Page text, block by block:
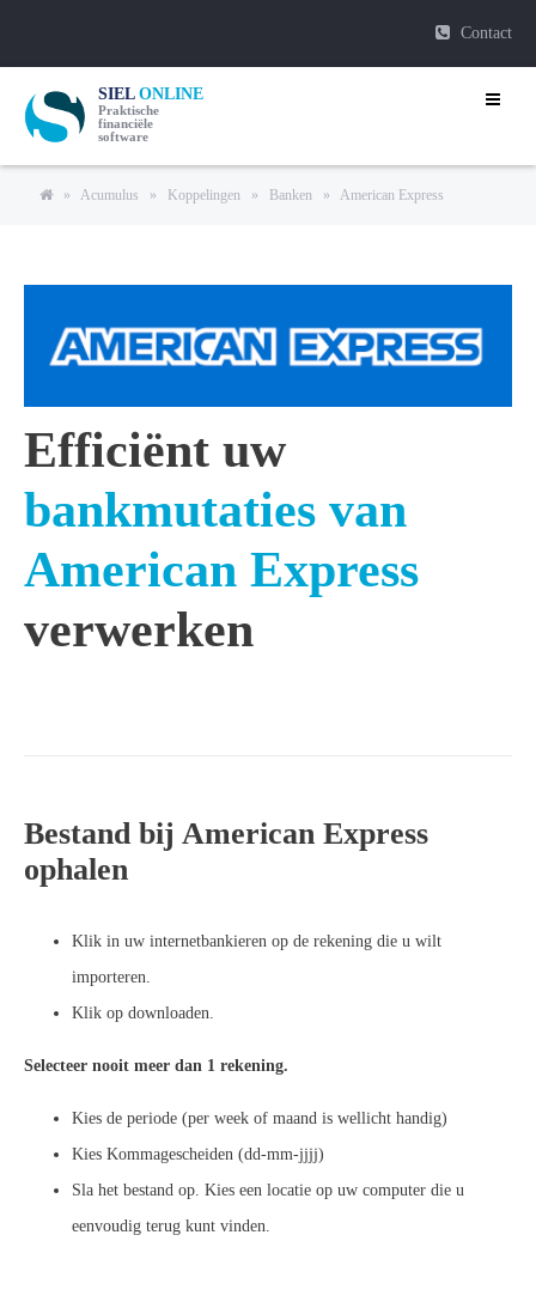
Contact
SIEL ONLINE
Praktische
financiële
software
» Acumulus » Koppelingen » Banken » American Express
Efficiënt uw
bankmutaties van
American Express
verwerken
Bestand bij American Express
ophalen
Klik in uw internetbankieren op de rekening die u wilt
importeren.
Klik op downloaden.
Selecteer nooit meer dan 1 rekening.
Kies de periode (per week of maand is wellicht handig)
Kies Kommagescheiden (dd-mm-jjjj)
Sla het bestand op. Kies een locatie op uw computer die u
eenvoudig terug kunt vinden.